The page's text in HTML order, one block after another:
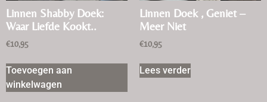
Linnen Shabby Doek:
Waar Liefde Kookt..
€10,95
Toevoegen aan
winkelwagen
Linnen Doek , Geniet –
Meer Niet
€10,95
Lees verder